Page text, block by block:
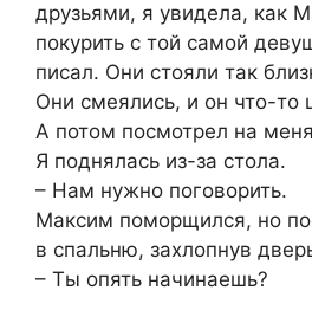
друзьями, я увидела, как
покурить с той самой
писал. Они стояли так
Они смеялись, и он что-то
А потом посмотрел на
Я поднялась из-за стола.
– Нам нужно поговорить.
Максим поморщился, но
в спальню, захлопнув
– Ты опять начинаешь?